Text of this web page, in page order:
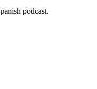
podcast.